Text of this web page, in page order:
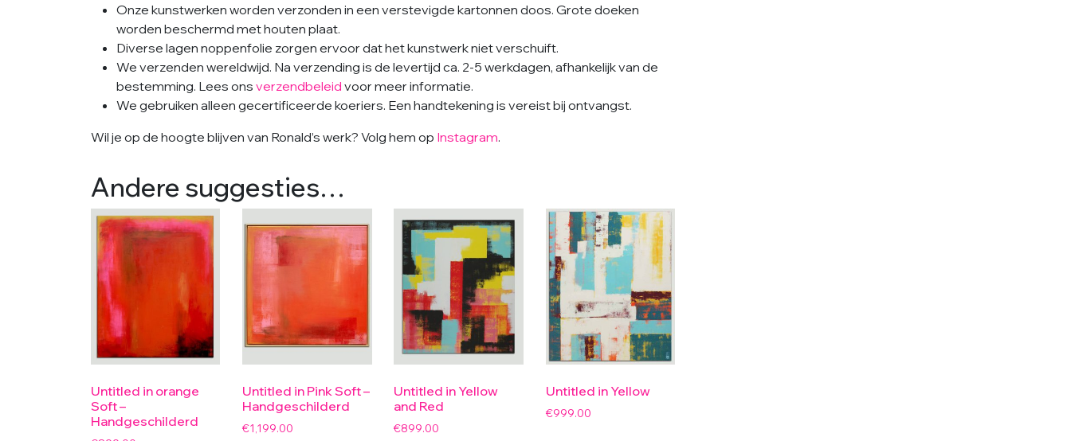
Onze kunstwerken worden verzonden in een verstevigde kartonnen doos. Grote doeken
worden beschermd met houten plaat.
Diverse lagen noppenfolie zorgen ervoor dat het kunstwerk niet verschuift.
We verzenden wereldwijd. Na verzending is de levertijd ca. 2-5 werkdagen, afhankelijk van de
bestemming. Lees ons verzendbeleid voor meer informatie.
We gebruiken alleen gecertificeerde koeriers. Een handtekening is vereist bij ontvangst.
Wil je op de hoogte blijven van Ronald’s werk? Volg hem op Instagram.
Andere suggesties…
Untitled in orange
Soft –
Handgeschilderd
Untitled in Pink Soft –
Handgeschilderd
€1,199.00
Untitled in Yellow
and Red
€899.00
Untitled in Yellow
€999.00